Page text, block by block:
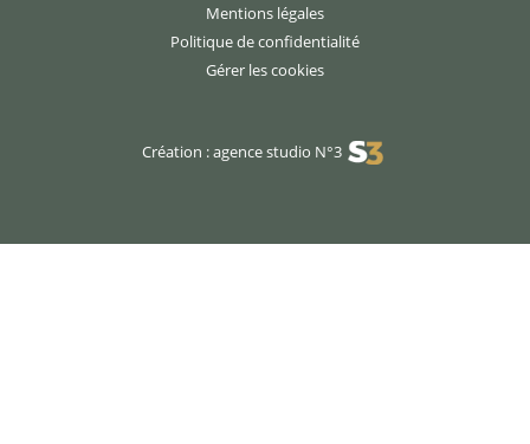
Mentions légales
Politique de confidentialité
Gérer les cookies
Création : agence studio N°3